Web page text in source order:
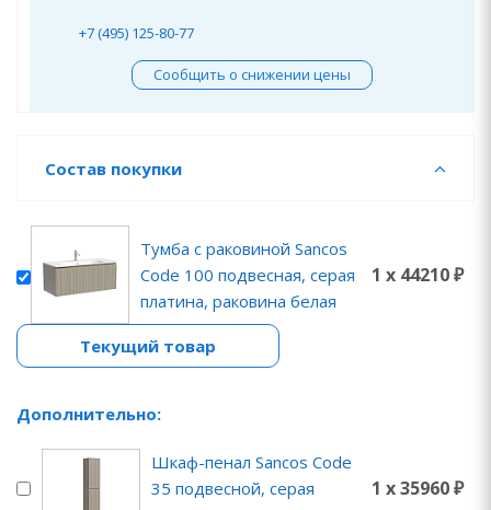
+7 (495) 125-80-77
Сообщить о снижении цены
Состав покупки
Тумба с раковиной Sancos
Code 100 подвесная, серая
платина, раковина белая
1 x 44210 ₽
Текущий товар
Дополнительно:
Шкаф-пенал Sancos Code
35 подвесной, серая
1 x 35960 ₽